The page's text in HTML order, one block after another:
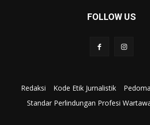
FOLLOW US
Redaksi Kode Etik Jurnalistik
Standar Perlindungan Profesi